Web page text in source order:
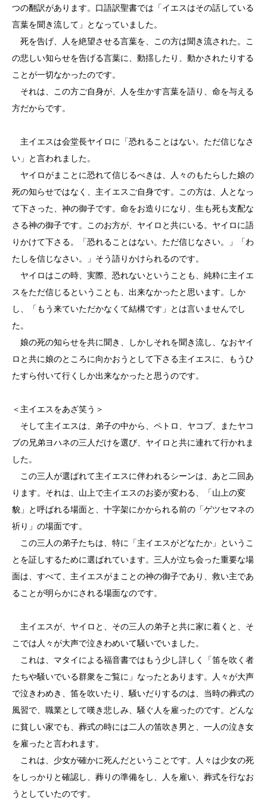
つの翻訳があります。口語訳聖書では「イエスはその話している
言葉を聞き流して」となっていました。
死を告げ、人を絶望させる言葉を、この方は聞き流された。こ
の悲しい知らせを告げる言葉に、動揺したり、動かされたりする
ことが一切なかったのです。
それは、この方ご自身が、人を生かす言葉を語り、命を与える
方だからです。
主イエスは会堂長ヤイロに「恐れることはない。ただ信じなさ
い」と言われました。
ヤイロがまことに恐れて信じるべきは、人々のもたらした娘の
死の知らせではなく、主イエスご自身です。この方は、人となっ
て下さった、神の御子です。命をお造りになり、生も死も支配な
さる神の御子です。このお方が、ヤイロと共にいる。ヤイロに語
りかけて下さる。「恐れることはない。ただ信じなさい。」「わ
たしを信じなさい。」そう語りかけられるのです。
ヤイロはこの時、実際、恐れないということも、純粋に主イエ
スをただ信じるということも、出来なかったと思います。しか
し、「もう来ていただかなくて結構です」とは言いませんでし
た。
娘の死の知らせを共に聞き、しかしそれを聞き流し、なおヤイ
ロと共に娘のところに向かおうとして下さる主イエスに、もうひ
たすら付いて行くしか出来なかったと思うのです。
＜主イエスをあざ笑う＞
そして主イエスは、弟子の中から、ペトロ、ヤコブ、またヤコ
ブの兄弟ヨハネの三人だけを選び、ヤイロと共に連れて行かれま
した。
この三人が選ばれて主イエスに伴われるシーンは、あと二回あ
ります。それは、山上で主イエスのお姿が変わる、「山上の変
貌」と呼ばれる場面と、十字架にかかられる前の「ゲツセマネの
祈り」の場面です。
この三人の弟子たちは、特に「主イエスがどなたか」というこ
とを証しするために選ばれています。三人が立ち会った重要な場
面は、すべて、主イエスがまことの神の御子であり、救い主であ
ることが明らかにされる場面なのです。
主イエスが、ヤイロと、その三人の弟子と共に家に着くと、そ
こでは人々が大声で泣きわめいて騒いでいました。
これは、マタイによる福音書ではもう少し詳しく「笛を吹く者
たちや騒いでいる群衆をご覧に」なったとあります。人々が大声
で泣きわめき、笛を吹いたり、騒いだりするのは、当時の葬式の
風習で、職業として嘆き悲しみ、騒ぐ人を雇ったのです。どんな
に貧しい家でも、葬式の時には二人の笛吹き男と、一人の泣き女
を雇ったと言われます。
これは、少女が確かに死んだということです。人々は少女の死
をしっかりと確認し、葬りの準備をし、人を雇い、葬式を行なお
うとしていたのです。